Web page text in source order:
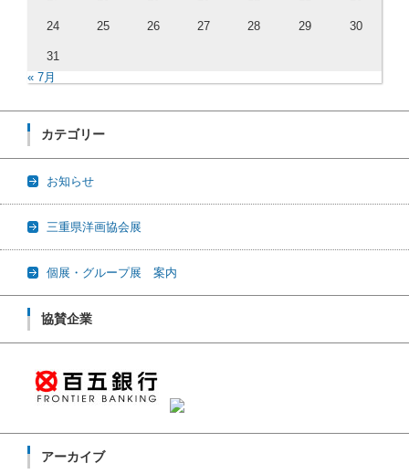
24 25 26 27 28 29 30
31
« 7月
カテゴリー
お知らせ
三重県洋画協会展
個展・グループ展 案内
協賛企業
アーカイブ